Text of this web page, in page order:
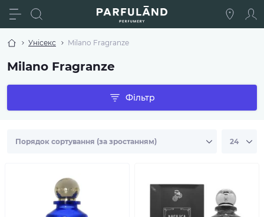
Унісекс Milano Fragranze
Milano Fragranze
Фільтр